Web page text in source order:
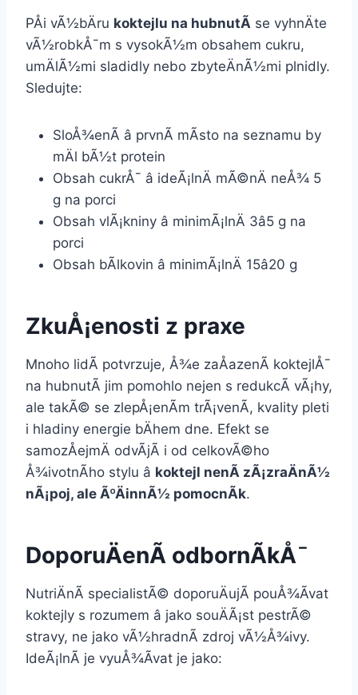
PÅi vÃ½bÄru koktejlu na hubnutÃ­ se vyhnÄte
vÃ½robkÅ¯m s vysokÃ½m obsahem cukru,
umÄlÃ½mi sladidly nebo zbyteÄnÃ½mi plnidly.
Sledujte:
SloÅ¾enÃ­ â prvnÃ­ mÃ­sto na seznamu by
mÄl bÃ½t protein
Obsah cukrÅ¯ â ideÃ¡lnÄ mÃ©nÄ neÅ¾ 5
g na porci
Obsah vlÃ¡kniny â minimÃ¡lnÄ 3â5 g na
porci
Obsah bÃ­lkovin â minimÃ¡lnÄ 15â20 g
ZkuÅ¡enosti z praxe
Mnoho lidÃ­ potvrzuje, Å¾e zaÅazenÃ­ koktejlÅ¯
na hubnutÃ­ jim pomohlo nejen s redukcÃ­ vÃ¡hy,
ale takÃ© se zlepÅ¡enÃ­m trÃ¡venÃ­, kvality pleti
i hladiny energie bÄhem dne. Efekt se
samozÅejmÄ odvÃ­jÃ­ i od celkovÃ©ho
Å¾ivotnÃ­ho stylu â koktejl nenÃ­ zÃ¡zraÄnÃ½
nÃ¡poj, ale ÃºÄinnÃ½ pomocnÃ­k.
DoporuÄenÃ­ odbornÃ­kÅ¯
NutriÄnÃ­ specialistÃ© doporuÄujÃ­ pouÅ¾Ã­vat
koktejly s rozumem â jako souÄÃ¡st pestrÃ©
stravy, ne jako vÃ½hradnÃ­ zdroj vÃ½Å¾ivy.
IdeÃ¡lnÃ­ je vyuÅ¾Ã­vat je jako: